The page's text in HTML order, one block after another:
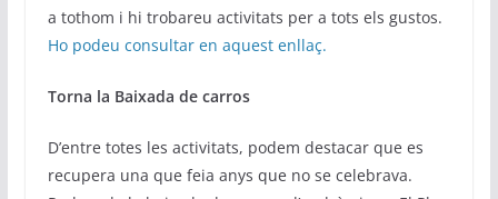
a tothom i hi trobareu activitats per a tots els gustos.
Ho podeu consultar en aquest enllaç.
Torna la Baixada de carros
D’entre totes les activitats, podem destacar que es
recupera una que feia anys que no se celebrava.